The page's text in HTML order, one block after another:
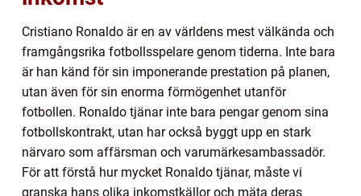
Cristiano Ronaldo är en av världens mest välkända och
framgångsrika fotbollsspelare genom tiderna. Inte bara
är han känd för sin imponerande prestation på planen,
utan även för sin enorma förmögenhet utanför
fotbollen. Ronaldo tjänar inte bara pengar genom sina
fotbollskontrakt, utan har också byggt upp en stark
närvaro som affärsman och varumärkesambassadör.
För att förstå hur mycket Ronaldo tjänar, måste vi
granska hans olika inkomstkällor och mäta deras